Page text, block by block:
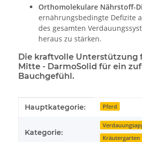
Orthomolekulare Nährstoff-
ernährungsbedingte Defizite
des gesamten
heraus zu stärken.
Die kraftvolle Unterstützung
Mitte - DarmoSolid für ein
Bauchgefühl.
Produkteigenschaft
Wert
Hauptkategorie: Pferd
Kategorie:
Kräutergarten